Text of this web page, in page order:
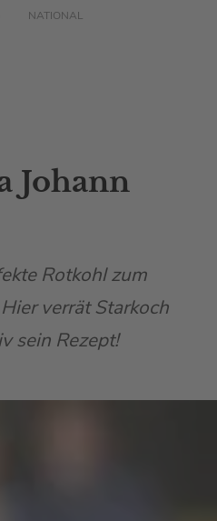
NATIONAL
Johann
Rotkohl zum
verrät Starkoch
sein Rezept!